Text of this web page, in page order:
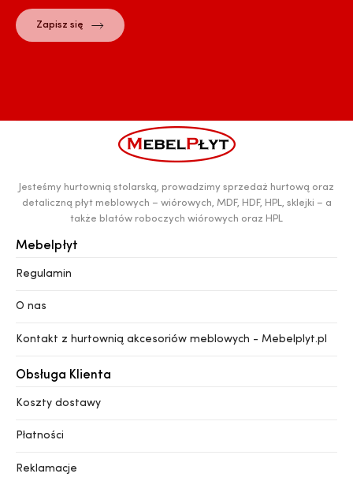
Jesteśmy hurtownią stolarską, prowadzimy sprzedaż hurtową oraz
detaliczną płyt meblowych – wiórowych, MDF, HDF, HPL, sklejki – a
także blatów roboczych wiórowych oraz HPL
Mebelpłyt
Regulamin
O nas
Kontakt z hurtownią akcesoriów meblowych - Mebelplyt.pl
Obsługa Klienta
Koszty dostawy
Płatności
Reklamacje